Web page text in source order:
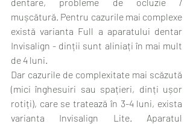
mușcătură. Pentru cazurile mai complexe
există varianta Full a aparatului dentar
Invisalign - dinții sunt aliniați în mai mult
de 4 luni.
Dar cazurile de complexitate mai scăzută
(mici înghesuiri sau spațieri, dinți ușor
rotiți), care se tratează în 3-4 luni, exista
varianta Invisalign Lite. Aparatul